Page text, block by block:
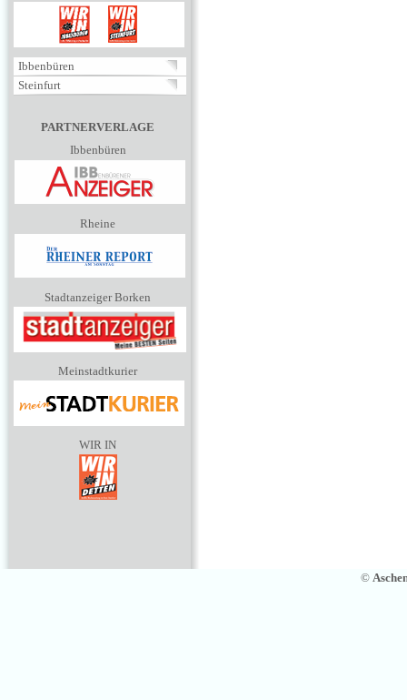
Ibbenbüren
Steinfurt
PARTNERVERLAGE
Ibbenbüren
Rheine
Stadtanzeiger Borken
Meinstadtkurier
WIR IN
©